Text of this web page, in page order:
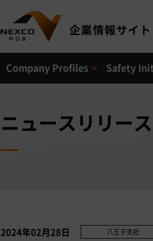
Company Profiles Safety
ニュースリリース
2024年02月28日 八王子支社